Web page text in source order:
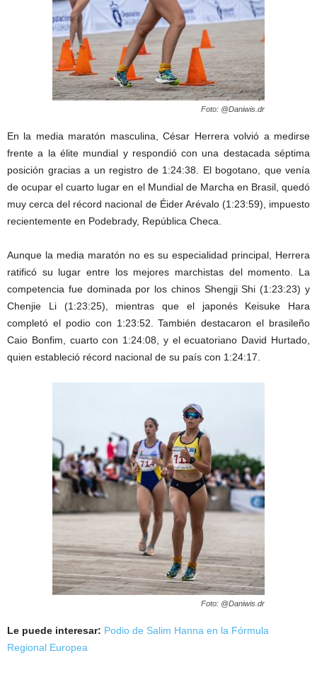
Foto: @Daniwis.dr
En la media maratón masculina, César Herrera volvió a medirse
frente a la élite mundial y respondió con una destacada séptima
posición gracias a un registro de 1:24:38. El bogotano, que venía
de ocupar el cuarto lugar en el Mundial de Marcha en Brasil, quedó
muy cerca del récord nacional de Éider Arévalo (1:23:59), impuesto
recientemente en Podebrady, República Checa.
Aunque la media maratón no es su especialidad principal, Herrera
ratificó su lugar entre los mejores marchistas del momento. La
competencia fue dominada por los chinos Shengji Shi (1:23:23) y
Chenjie Li (1:23:25), mientras que el japonés Keisuke Hara
completó el podio con 1:23:52. También destacaron el brasileño
Caio Bonfim, cuarto con 1:24:08, y el ecuatoriano David Hurtado,
quien estableció récord nacional de su país con 1:24:17.
Foto: @Daniwis.dr
Le puede interesar: Podio de Salim Hanna en la Fórmula
Regional Europea